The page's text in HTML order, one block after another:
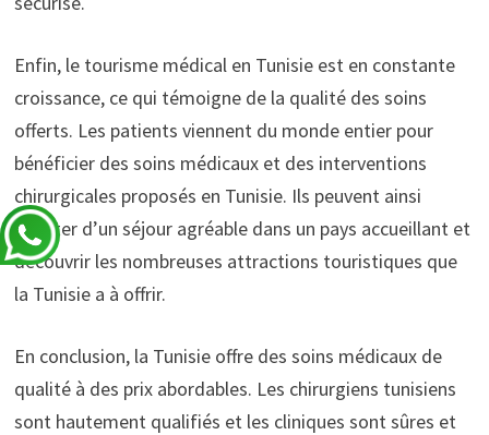
Enfin, le tourisme médical en Tunisie est en constante
croissance, ce qui témoigne de la qualité des soins
offerts. Les patients viennent du monde entier pour
bénéficier des soins médicaux et des interventions
chirurgicales proposés en Tunisie. Ils peuvent ainsi
profiter d’un séjour agréable dans un pays accueillant et
découvrir les nombreuses attractions touristiques que
la Tunisie a à offrir.
En conclusion, la Tunisie offre des soins médicaux de
qualité à des prix abordables. Les chirurgiens tunisiens
sont hautement qualifiés et les cliniques sont sûres et